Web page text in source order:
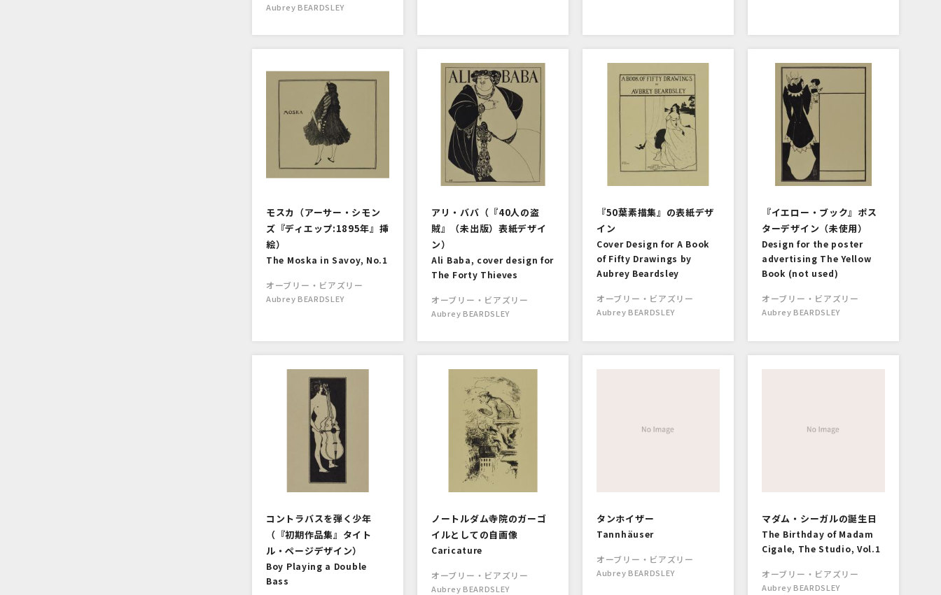
Aubrey BEARDSLEY
モスカ（アーサー・シモン
ズ『ディエップ:1895年』挿
絵）
The Moska in Savoy, No.1
オーブリー・ビアズリー
Aubrey BEARDSLEY
アリ・ババ（『40人の盗
賊』（未出版）表紙デザイ
ン）
Ali Baba, cover design for
The Forty Thieves
オーブリー・ビアズリー
Aubrey BEARDSLEY
『50葉素描集』の表紙デザ
イン
Cover Design for A Book
of Fifty Drawings by
Aubrey Beardsley
オーブリー・ビアズリー
Aubrey BEARDSLEY
『イエロー・ブック』ポス
ターデザイン（未使用）
Design for the poster
advertising The Yellow
Book (not used)
オーブリー・ビアズリー
Aubrey BEARDSLEY
コントラバスを弾く少年
（『初期作品集』タイト
ル・ページデザイン）
Boy Playing a Double
Bass
ノートルダム寺院のガーゴ
イルとしての自画像
Caricature
オーブリー・ビアズリー
Aubrey BEARDSLEY
タンホイザー
Tannhäuser
オーブリー・ビアズリー
Aubrey BEARDSLEY
マダム・シーガルの誕生日
The Birthday of Madam
Cigale, The Studio, Vol.1
オーブリー・ビアズリー
Aubrey BEARDSLEY